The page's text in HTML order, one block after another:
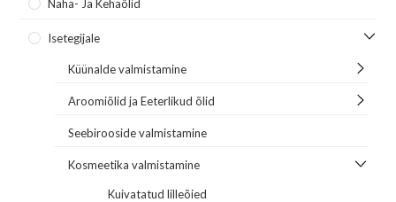
Naha- Ja Kehaõlid
Isetegijale
Küünalde valmistamine
Aroomiõlid ja Eeterlikud õlid
Seebirooside valmistamine
Kosmeetika valmistamine
Kuivatatud lilleõied